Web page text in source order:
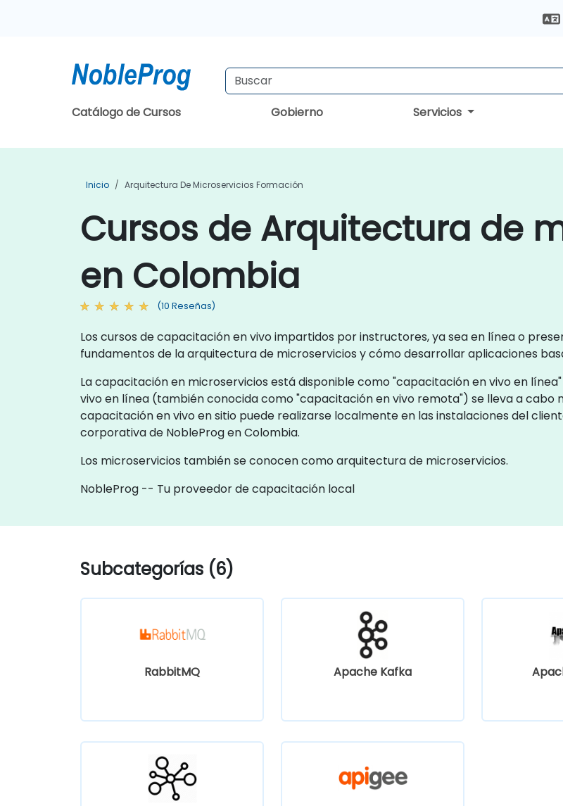
Catálogo de Cursos Gobierno Servicios
Inicio Arquitectura De Microservicios Formación
Cursos de Arquitectura de
en Colombia
(10 Reseñas)
Los cursos de capacitación en vivo impartidos por instructores, ya sea en línea o
fundamentos de la arquitectura de microservicios y cómo desarrollar aplicaciones
La capacitación en microservicios está disponible como "capacitación en vivo en
vivo en línea (también conocida como "capacitación en vivo remota") se lleva a cabo
capacitación en vivo en sitio puede realizarse localmente en las instalaciones del
corporativa de NobleProg en Colombia.
Los microservicios también se conocen como arquitectura de microservicios.
NobleProg -- Tu proveedor de capacitación local
Subcategorías (6)
RabbitMQ Apache Kafka